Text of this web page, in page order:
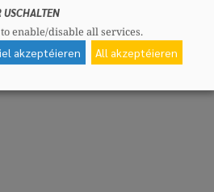
USCHALTEN
enable/disable all services.
akzeptéieren All akzeptéieren